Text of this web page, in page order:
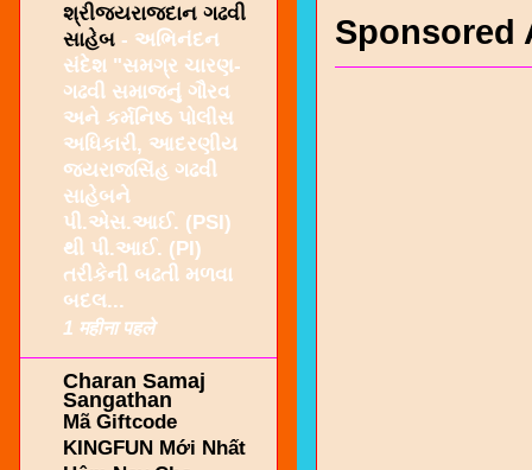
Sponsored
શ્રીજયરાજદાન ગઢવી
સાહેબ - અભિનંદન
સંદેશ "સમગ્ર ચારણ-
ગઢવી સમાજનું ગૌરવ
અને કર્મનિષ્ઠ પોલીસ
અધિકારી, આદરણીય
જયરાજસિંહ ગઢવી
સાહેબને
પી.એસ.આઈ. (PSI)
થી પી.આઈ. (PI)
તરીકેની બઢતી મળવા
બદલ...
1 महीना पहले
Charan Samaj
Sangathan
Mã Giftcode
KINGFUN Mới Nhất